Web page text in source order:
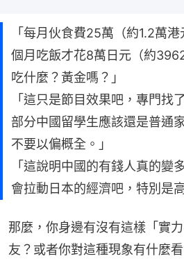
「每月伙食費25萬（約1.2萬
個月吃飯才花8萬日元（約
吃什麼？黃金嗎？」
「這只是節目效果吧，專門找
部分中國留學生應該還是普通
不要以偏概全。」
「這說明中國的有錢人真的變
會拉動日本的經濟吧，特別是
那麼，你身邊有沒有這樣「實
友？或者你對這種現象有什麼